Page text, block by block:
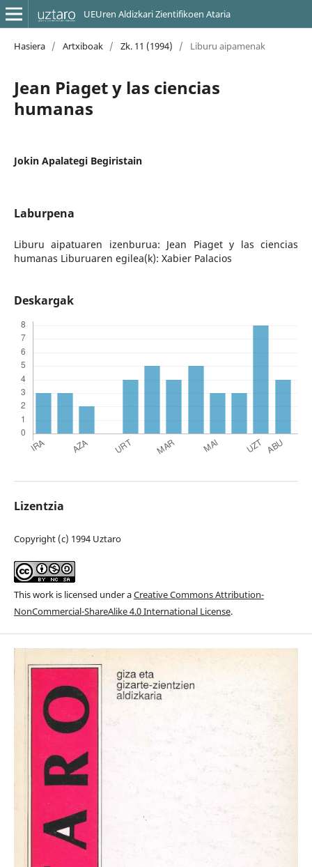
UEUren Aldizkari Zientifikoen Ataria
Hasiera / Artxiboak / Zk. 11 (1994) / Liburu aipamenak
Jean Piaget y las ciencias
humanas
Jokin Apalategi Begiristain
Laburpena
Liburu aipatuaren izenburua: Jean Piaget y las ciencias
humanas Liburuaren egilea(k): Xabier Palacios
Deskargak
Lizentzia
Copyright (c) 1994 Uztaro
This work is licensed under aCreative Commons Attribution-
NonCommercial-ShareAlike 4.0 International License.